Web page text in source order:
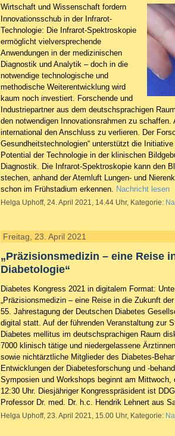
Wirtschaft und Wissenschaft fordern
Innovationsschub in der Infrarot-
Technologie: Die Infrarot-Spektroskopie
ermöglicht vielversprechende
Anwendungen in der medizinischen
Diagnostik und Analytik – doch in die
notwendige technologische und
methodische Weiterentwicklung wird
kaum noch investiert. Forschende und
Industriepartner aus dem deutschsprachigen
den notwendigen Innovationsrahmen zu schaffen.
international den Anschluss zu verlieren. Der
Gesundheitstechnologien“ unterstützt die
Potential der Technologie in der klinischen
Diagnostik. Die Infrarot-Spektroskopie kann den
stechen, anhand der Atemluft Lungen- und
schon im Frühstadium erkennen. Nachricht lesen
Helga Uphoff, 24. April 2021, 14.44 Uhr, Kategorie:
Freitag, 23. April 2021
„Präzisionsmedizin – eine Reise
Diabetologie“
Diabetes Kongress 2021 in digitalem Format:
„Präzisionsmedizin – eine Reise in die Zukunft
55. Jahrestagung der Deutschen Diabetes
digital statt. Auf der führenden Veranstaltung zur
Diabetes mellitus im deutschsprachigen Raum
7000 klinisch tätige und niedergelassene
sowie nichtärztliche Mitglieder des Diabetes-
Entwicklungen der Diabetesforschung und -
Symposien und Workshops beginnt am Mittwoch,
12:30 Uhr. Diesjähriger Kongresspräsident ist
Professor Dr. med. Dr. h.c. Hendrik Lehnert aus
Helga Uphoff, 23. April 2021, 15.00 Uhr, Kategorie: